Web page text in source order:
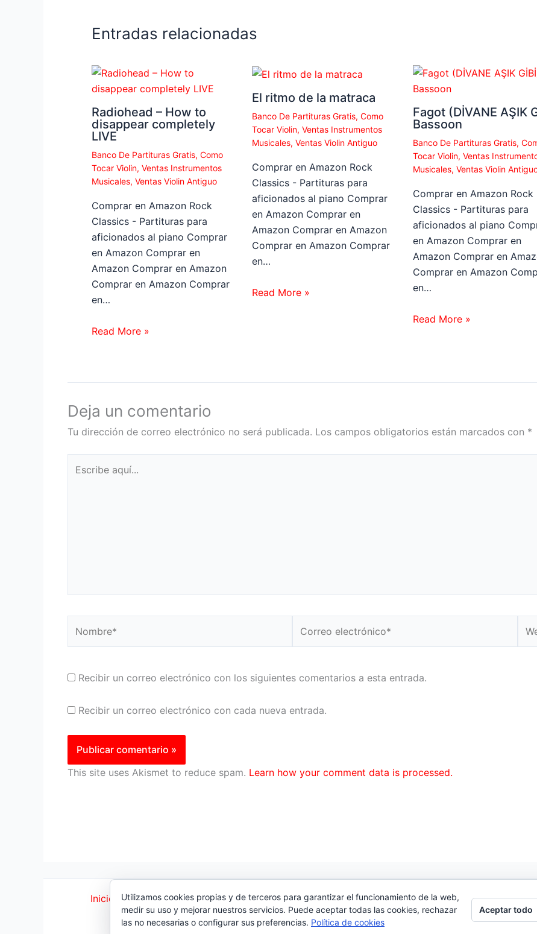
Entradas relacionadas
Radiohead – How to
disappear completely
LIVE
Banco De Partituras Gratis, Como
Tocar Violin, Ventas Instrumentos
Musicales, Ventas Violin Antiguo
Comprar en Amazon Rock
Classics - Partituras para
aficionados al piano Comprar
en Amazon Comprar en
Amazon Comprar en Amazon
Comprar en Amazon Comprar
en…
Read More »
El ritmo de la matraca
Banco De Partituras Gratis,Como
Tocar Violin,Ventas Instrumentos
Musicales,Ventas Violin Antiguo
Comprar en Amazon Rock
Classics - Partituras para
aficionados al piano Comprar
en Amazon Comprar en
Amazon Comprar en Amazon
Comprar en Amazon Comprar
en…
Read More »
Fagot (DİVANE AŞIK
Bassoon
Banco De Partituras Gratis,
Tocar Violin, Ventas
Musicales, Ventas Violin
Comprar en Amazon Rock
Classics - Partituras para
aficionados al piano
en Amazon Comprar en
Amazon Comprar en
Comprar en Amazon
en…
Read More »
Deja un comentario
Tu dirección de correo electrónico no será publicada. Los campos obligatorios están marcados con *
aquí...
electrónico*
Recibir un correo electrónico con los siguientes comentarios a esta entrada.
Recibir un correo electrónico con cada nueva entrada.
This site uses Akismet to reduce spam. Learn how your comment data is processed.
Inicio |Política Cookies|Política Privacidad|Contacto
© 2023 |ComoTocarViolin.Com
Utilizamos cookies propias y de terceros para garantizar el funcionamiento de la web,
medir su uso y mejorar nuestros servicios. Puede aceptar todas las cookies, rechazar
las no necesarias o configurar sus preferencias. Política de cookies
Aceptar todo